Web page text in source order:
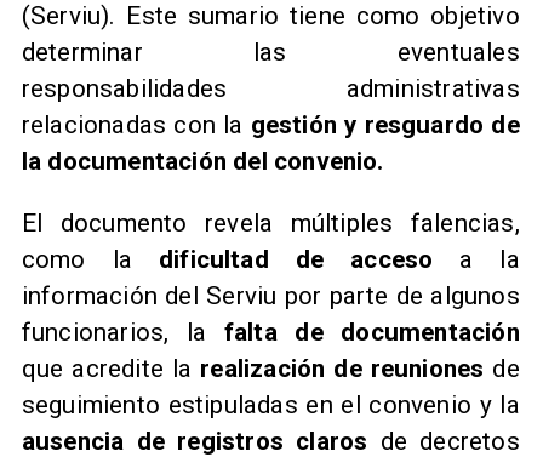
(Serviu). Este sumario tiene como objetivo
determinar las eventuales
responsabilidades administrativas
relacionadas con la gestión y resguardo de
la documentación del convenio.
El documento revela múltiples falencias,
como la dificultad de acceso a la
información del Serviu por parte de algunos
funcionarios, la falta de documentación
que acredite la realización de reuniones de
seguimiento estipuladas en el convenio y la
ausencia de registros claros de decretos